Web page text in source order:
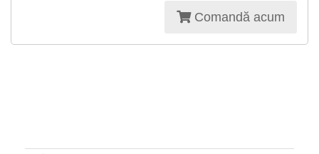
Comandă acum